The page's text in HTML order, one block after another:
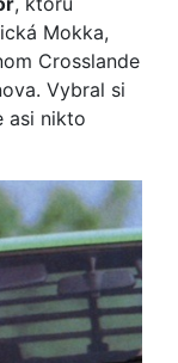
Mokka,
Crosslande
Vybral si
asi nikto